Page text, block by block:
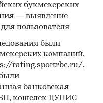
деловые и
России и мире.
и
букмекерских
— выявление
пользователя
были
компаний,
rating.sportrbc.ru/.
банковская
кошелек ЦУПИС